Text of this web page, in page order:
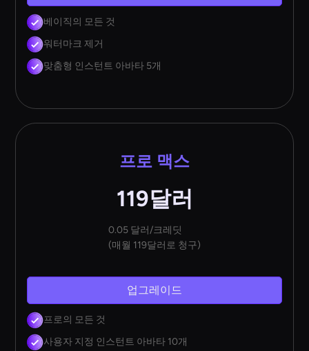
베이직의 모든 것
워터마크 제거
맞춤형 인스턴트 아바타 5개
프로 맥스
119달러
0.05 달러/크레딧
(매월 119달러로 청구)
업그레이드
프로의 모든 것
사용자 지정 인스턴트 아바타 10개